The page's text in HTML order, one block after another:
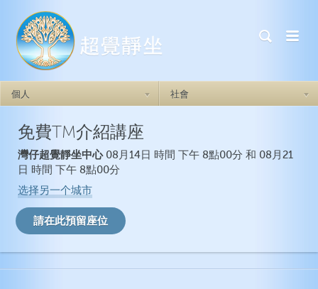
個人
超覺靜坐如何奏效
做自己
自信心
人際關係
焦慮症
社會
免費TM介紹講座
灣仔超覺靜坐中心08月14日 時間 下午 8點00分 和 08月21
日 時間 下午 8點00分
选择另一个城市